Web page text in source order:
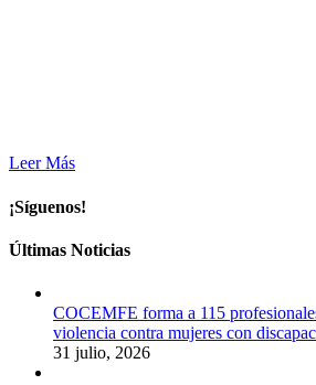
Leer Más
¡Síguenos!
Últimas Noticias
COCEMFE forma a 115
violencia contra mujeres con
31 julio, 2026